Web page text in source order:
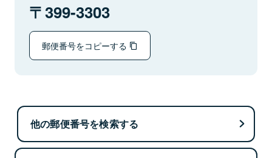
399-3303
郵便番号をコピーする
他の郵便番号を検索する